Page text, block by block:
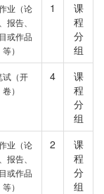
业（论
报告、
或作品
等）
1
课
程
分
组
试（开
卷）
4
课
程
分
组
业（论
报告、
或作品
等）
2
课
程
分
组